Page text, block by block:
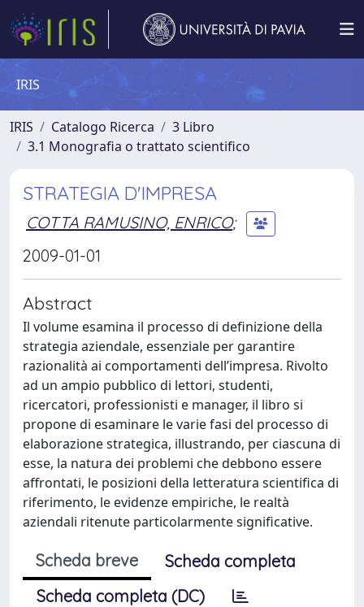
IRIS
IRIS Catalogo Ricerca
3 Libro
3.1 Monografia o trattato scientifico
STRATEGIA D'IMPRESA
COTTA RAMUSINO, ENRICO;
2009-01-01
Abstract
Il volume esamina il processo di definizione della
strategia aziendale, essenziale per garantire
razionalità ai comportamenti dell’impresa. Rivolto
ad un ampio pubblico di lettori, studenti,
ricercatori, professionisti e manager, il libro si
propone di esaminare le varie fasi del processo di
elaborazione strategica, illustrando, per ciascuna di
esse, la natura dei problemi che debbono essere
affrontati, le posizioni della letteratura scientifica di
riferimento, le evidenze empiriche, le realtà
aziendali ritenute particolarmente significative.
Scheda breve
Scheda completa
Scheda completa (DC)